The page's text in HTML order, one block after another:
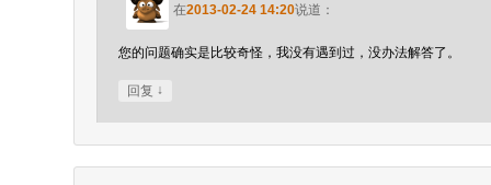
在2013-02-24 14:20说道：
您的问题确实是比较奇怪，我没有遇到过，没办法解答了。
回复 ↓